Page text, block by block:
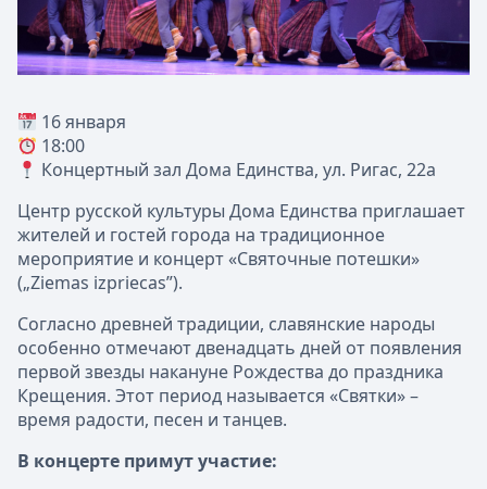
16 января
18:00
Концертный зал Дома Единства, ул. Ригас, 22a
Центр русской культуры Дома Единства приглашает
жителей и гостей города на традиционное
мероприятие и концерт «Святочные потешки»
(„Ziemas izpriecas”).
Согласно древней традиции, славянские народы
особенно отмечают двенадцать дней от появления
первой звезды накануне Рождества до праздника
Крещения. Этот период называется «Святки» –
время радости, песен и танцев.
В концерте примут участие: